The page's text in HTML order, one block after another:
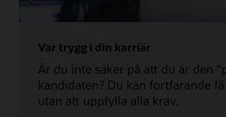
Var trygg i din karriär
Är du inte säker på att du är den
kandidaten? Du kan fortfarande
utan att uppfylla alla krav.